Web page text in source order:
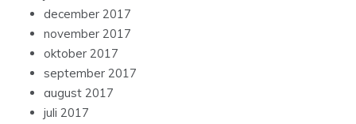
december 2017
november 2017
oktober 2017
september 2017
august 2017
juli 2017